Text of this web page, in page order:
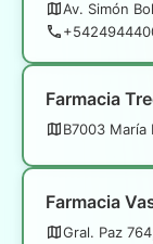
Av. Simón
Farmacia
B7003 María
Farmacia
Gral. Paz